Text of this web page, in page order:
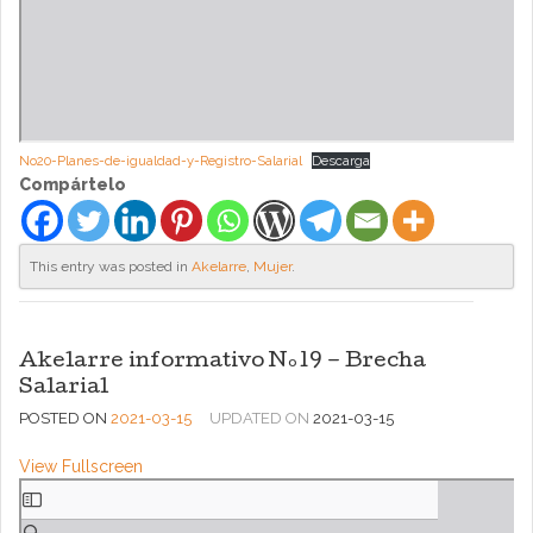
No20-Planes-de-igualdad-y-Registro-Salarial Descarga
Compártelo
This entry was posted in Akelarre, Mujer.
Akelarre informativo Nº19 – Brecha
Salarial
POSTED ON 2021-03-15 UPDATED ON 2021-03-15
View Fullscreen
Saltar
al